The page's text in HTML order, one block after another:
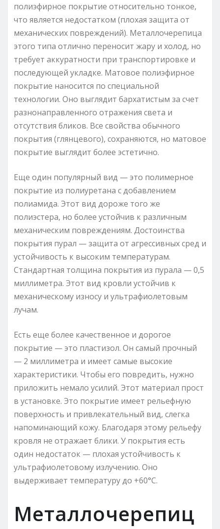
полиэфирное покрытие относительно тонкое,
что является недостатком (плохая защита от
механических повреждений). Металлочерепица
этого типа отлично переносит жару и холод, но
требует аккуратности при транспортировке и
последующей укладке. Матовое полиэфирное
покрытие наносится по специальной
технологии. Оно выглядит бархатистым за счет
разнонаправленного отражения света и
отсутствия бликов. Все свойства обычного
покрытия (глянцевого), сохраняются, но матовое
покрытие выглядит более эстетично.
Еще один популярный вид — это полимерное
покрытие из полиуретана с добавлением
полиамида. Этот вид дороже того же
полиэстера, но более устойчив к различным
механическим повреждениям. Достоинства
покрытия пурал — защита от агрессивных сред и
устойчивость к высоким температурам.
Стандартная толщина покрытия из пурала — 0,5
миллиметра. Этот вид кровли устойчив к
механическому износу и ультрафиолетовым
лучам.
Есть еще более качественное и дорогое
покрытие — это пластизол. Он самый прочный
— 2 миллиметра и имеет самые высокие
характеристики. Чтобы его повредить, нужно
приложить немало усилий. Этот материал прост
в установке. Это покрытие имеет рельефную
поверхность и привлекательный вид, слегка
напоминающий кожу. Благодаря этому рельефу
кровля не отражает блики. У покрытия есть
один недостаток — плохая устойчивость к
ультрафиолетовому излучению. Оно
выдерживает температуру до +60°C.
Металлочерепиц